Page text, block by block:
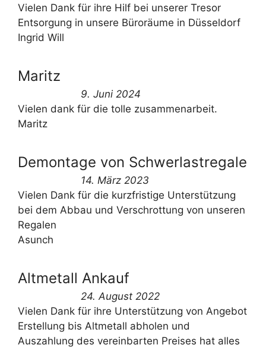
Vielen Dank für ihre Hilf bei unserer Tresor
Entsorgung in unsere Büroräume in Düsseldorf
Ingrid Will
Maritz
9. Juni 2024
Vielen dank für die tolle zusammenarbeit.
Maritz
Demontage von Schwerlastregale
14. März 2023
Vielen Dank für die kurzfristige Unterstützung
bei dem Abbau und Verschrottung von unseren
Regalen
Asunch
Altmetall Ankauf
24. August 2022
Vielen Dank für ihre Unterstützung von Angebot
Erstellung bis Altmetall abholen und
Auszahlung des vereinbarten Preises hat alles